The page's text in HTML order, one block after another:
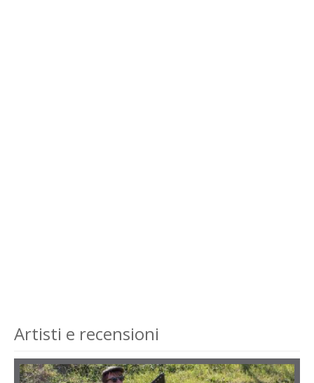
Artisti e recensioni